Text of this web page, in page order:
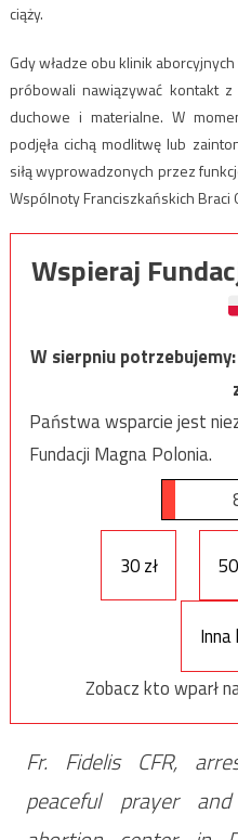
ciąży.
Gdy władze obu klinik
próbowali nawiązywać kontakt
duchowe i materialne. W
podjęła cichą modlitwę lub
siłą wyprowadzonych przez
Wspólnoty Franciszkańskich
Wspieraj
W sierpniu potrzebujemy:
Państwa wsparcie jest
Fundacji Magna Polonia.
30 zł
Zobacz kto wparł
Fr. Fidelis CFR,
peaceful prayer